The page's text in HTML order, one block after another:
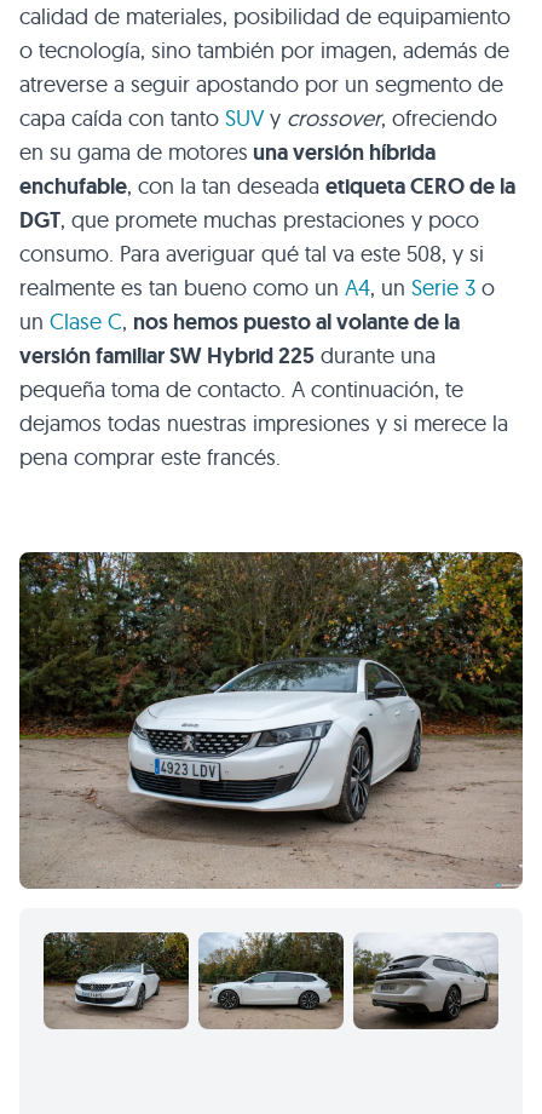
calidad de materiales, posibilidad de equipamiento
o tecnología, sino también por imagen, además de
atreverse a seguir apostando por un segmento de
capa caída con tanto SUVy crossover, ofreciendo
en su gama de motores una versión híbrida
enchufable, con la tan deseada etiqueta CERO de la
DGT, que promete muchas prestaciones y poco
consumo. Para averiguar qué tal va este 508, y si
realmente es tan bueno como un A4, un Serie 3 o
un Clase C, nos hemos puesto al volante de la
versión familiar SW Hybrid 225 durante una
pequeña toma de contacto. A continuación, te
dejamos todas nuestras impresiones y si merece la
pena comprar este francés.